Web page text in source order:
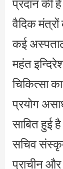
प्रदान की
वैदिक मंत्रों
कई
महंत
चिकित्सा
प्रयोग
साबित हुई
सचिव संस्कृत
प्राचीन और